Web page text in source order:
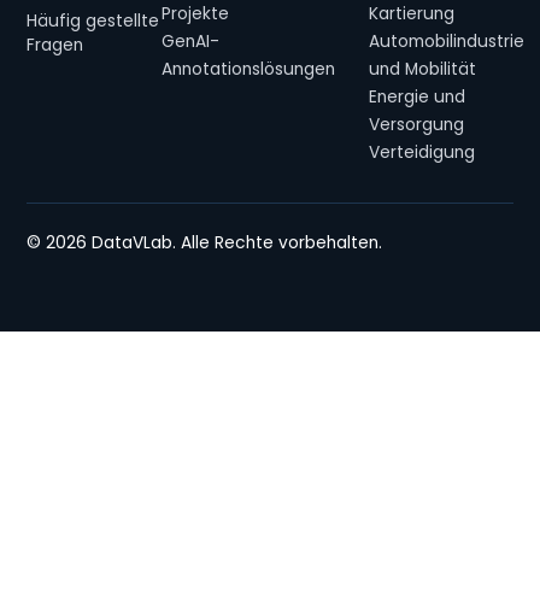
Häufig gestellte
Fragen
Projekte
GenAI-
Annotationslösungen
Kartierung
Automobilindustrie
und Mobilität
Energie und
Versorgung
Verteidigung
© 2026 DataVLab. Alle Rechte vorbehalten.